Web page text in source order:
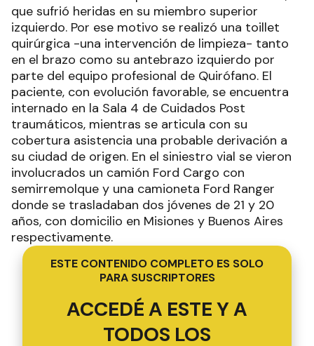
que sufrió heridas en su miembro superior
izquierdo. Por ese motivo se realizó una toillet
quirúrgica -una intervención de limpieza- tanto
en el brazo como su antebrazo izquierdo por
parte del equipo profesional de Quirófano. El
paciente, con evolución favorable, se encuentra
internado en la Sala 4 de Cuidados Post
traumáticos, mientras se articula con su
cobertura asistencia una probable derivación a
su ciudad de origen. En el siniestro vial se vieron
involucrados un camión Ford Cargo con
semirremolque y una camioneta Ford Ranger
donde se trasladaban dos jóvenes de 21 y 20
años, con domicilio en Misiones y Buenos Aires
respectivamente.
ESTE CONTENIDO COMPLETO ES SOLO
PARA SUSCRIPTORES
ACCEDÉ A ESTE Y A
TODOS LOS